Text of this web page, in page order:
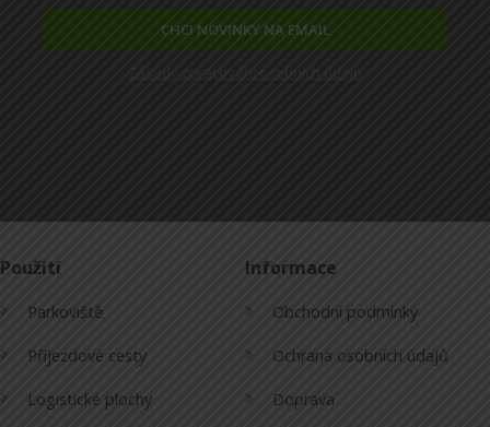
CHCI NOVINKY NA EMAIL
Zásady zpracování osobních údajů
Použití
Parkoviště
Příjezdové cesty
Logistické plochy
Informace
Obchodní podmínky
Ochrana osobních údajů
Doprava